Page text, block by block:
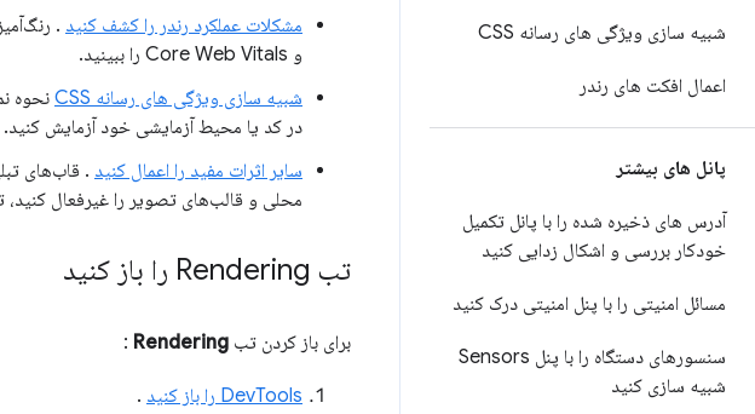
شبیه سازی ویژگی های رسانه CSS
اعمال افکت های رندر
پانل های بیشتر
آدرس های ذخیره شده را با پانل تکمیل
خودکار بررسی و اشکال زدایی کنید
مسائل امنیتی را با پنل امنیتی درک کنید
سنسورهای دستگاه را با پنل Sensors
شبیه سازی کنید
مشکلات عملکرد رندر را کشف کنید .
و Core Web Vitals را ببینید.
شبیه سازی ویژگی های رسانه CSS
در کد یا محیط آزمایشی خود آزمایش کنید.
سایر اثرات مفید را اعمال کنید . قاب‌های
محلی و قالب‌های تصویر را غیرفعال کنید،
تب Rendering را باز کنید
برای باز کردن تب Rendering
:
DevTools را باز کنید .